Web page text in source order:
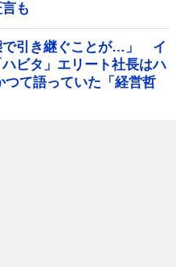
も
で引き継ぐことが…」 イ
ビタ」エリート社長はハ
て語っていた「経営哲